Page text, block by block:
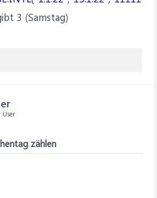
3 (Samstag)
User
zählen